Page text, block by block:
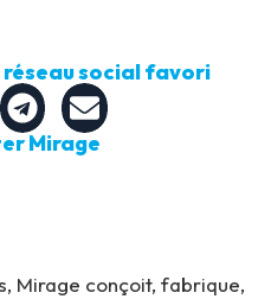
social favori
Mirage
Mirage conçoit, fabrique,